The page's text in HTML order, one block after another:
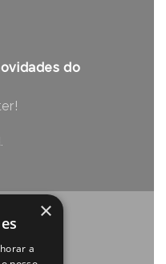
do
×
a